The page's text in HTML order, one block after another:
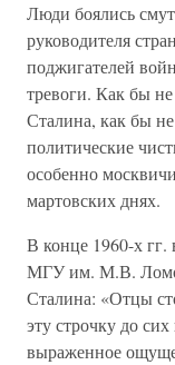
Люди боялись
руководителя
поджигателей
тревоги. Как бы
Сталина, как бы
политические
особенно
мартовских днях.
В конце 1960-х гг.
МГУ им. М.В.
Сталина: «Отцы
эту строчку до
выраженное